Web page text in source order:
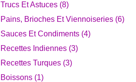
Trucs Et Astuces (8)
Pains, Brioches Et Viennoiseries (6)
Sauces Et Condiments (4)
Recettes Indiennes (3)
Recettes Turques (3)
Boissons (1)